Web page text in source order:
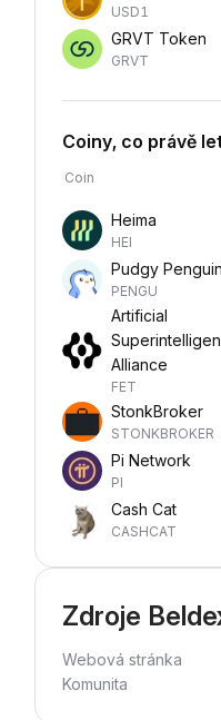
USD1
GRVT Token
GRVT
Coiny, co právě
Coin
Heima
HEI
Pudgy
PENGU
Artificial
Alliance
FET
StonkBroker
STONKBROKER
Pi Network
PI
Cash Cat
CASHCAT
Zdroje
Webová stránka
Komunita